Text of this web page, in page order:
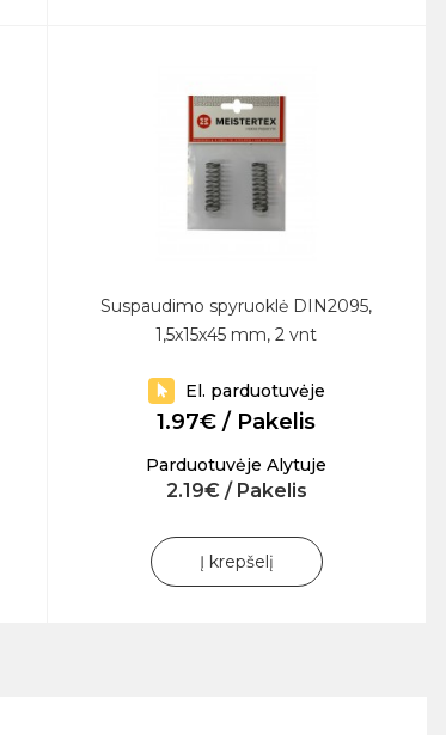
Suspaudimo spyruoklė DIN2095,
1,5x15x45 mm, 2 vnt
El. parduotuvėje
1.97€ / Pakelis
Parduotuvėje Alytuje
2.19€ / Pakelis
Į krepšelį